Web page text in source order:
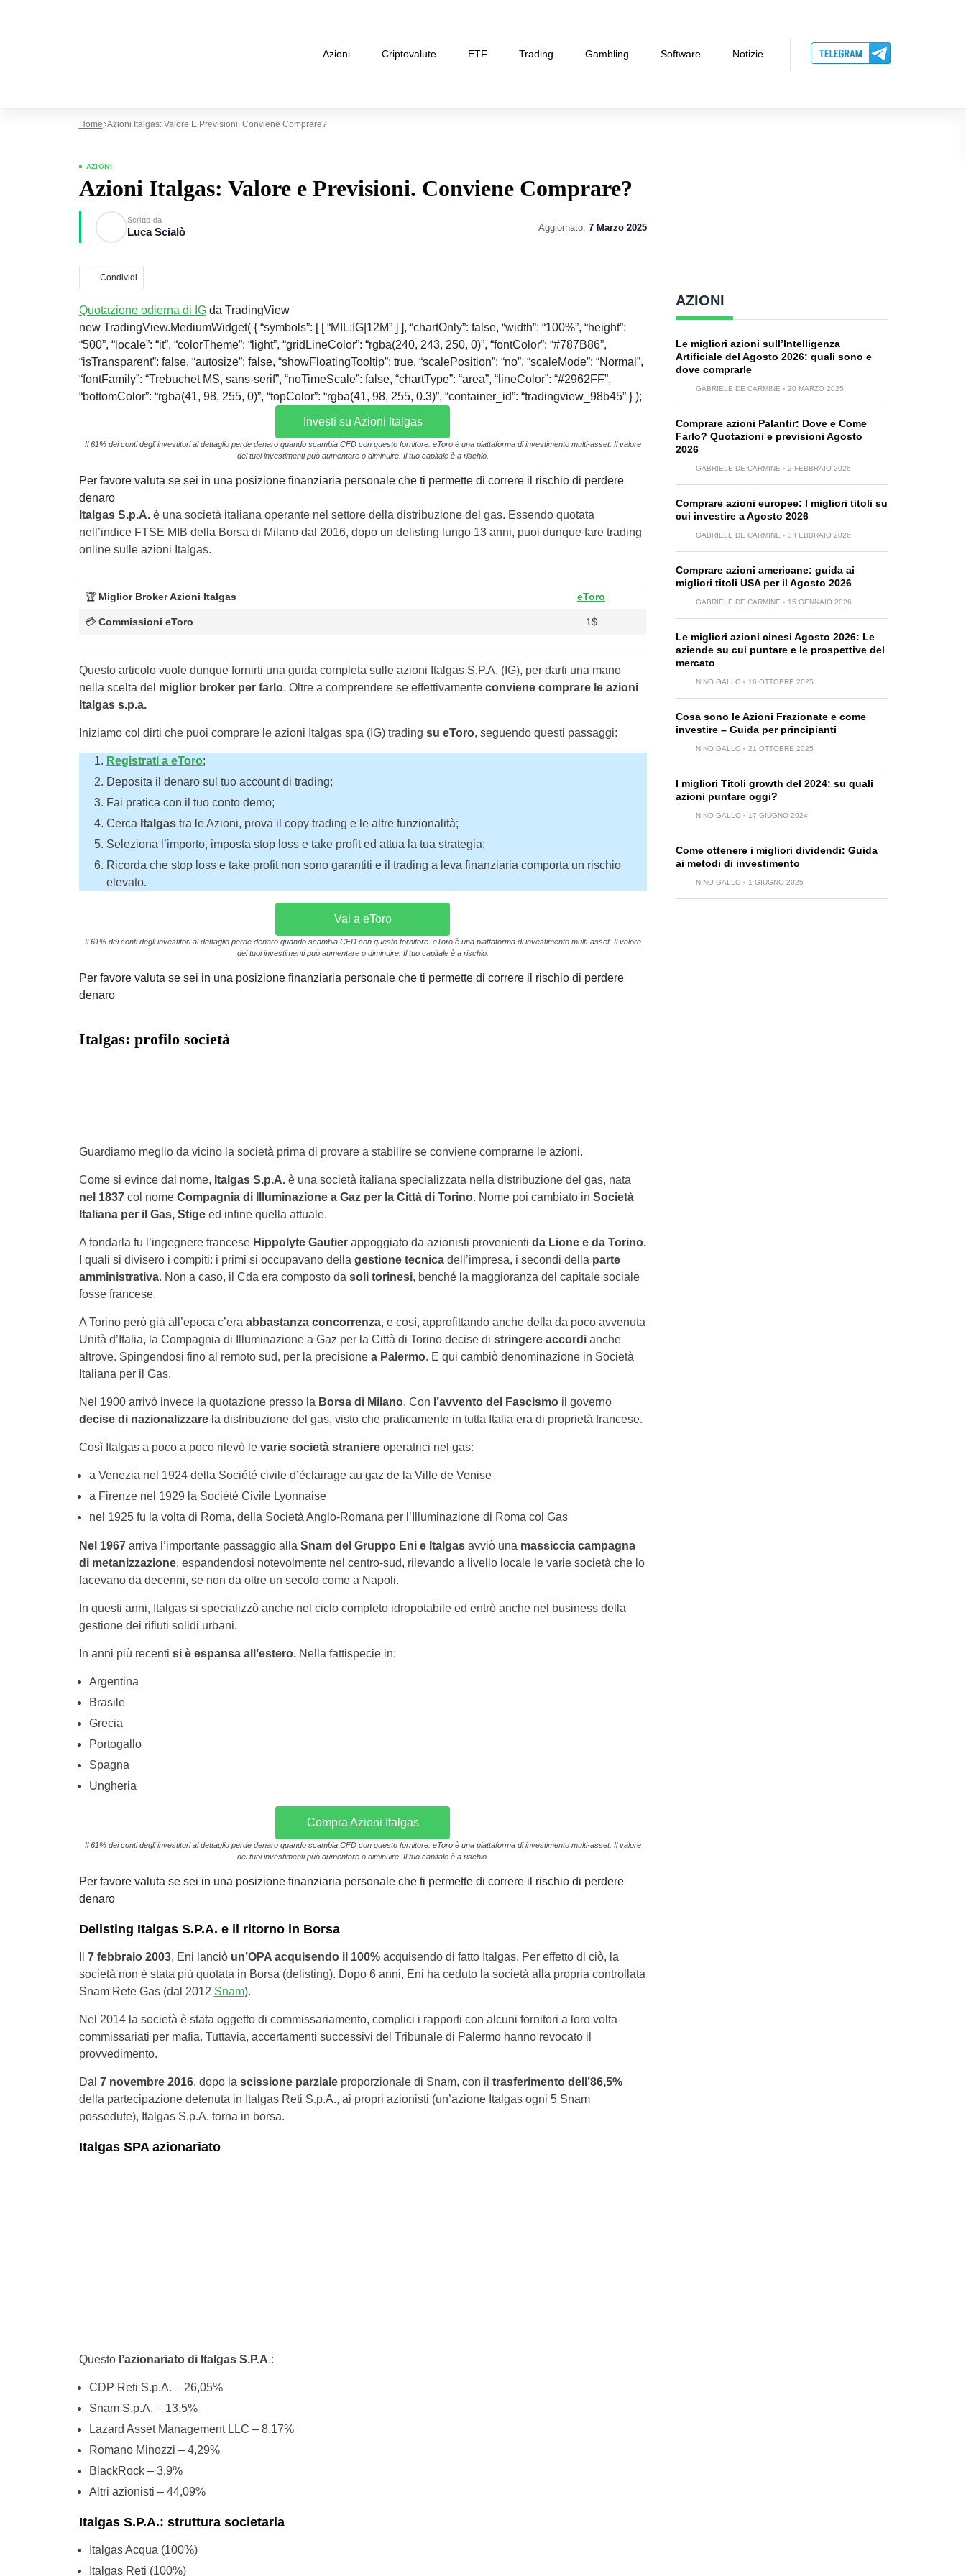
Azioni Criptovalute ETF Trading Gambling Software Notizie
Home Azioni Italgas: Valore E Previsioni. Conviene Comprare?
AZIONI
Azioni Italgas: Valore e Previsioni. Conviene Comprare?
Scritto da
Luca Scialò Aggiornato: 7 Marzo 2025
Condividi
Quotazione odierna di IGda TradingView
new TradingView.MediumWidget( { “symbols”: [ [ “MIL:IG|12M” ] ], “chartOnly”: false, “width”: “100%”, “height”:
“500”, “locale”: “it”, “colorTheme”: “light”, “gridLineColor”: “rgba(240, 243, 250, 0)”, “fontColor”: “#787B86”,
“isTransparent”: false, “autosize”: false, “showFloatingTooltip”: true, “scalePosition”: “no”, “scaleMode”: “Normal”,
“fontFamily”: “Trebuchet MS, sans-serif”, “noTimeScale”: false, “chartType”: “area”, “lineColor”: “#2962FF”,
“bottomColor”: “rgba(41, 98, 255, 0)”, “topColor”: “rgba(41, 98, 255, 0.3)”, “container_id”: “tradingview_98b45” } );
Investi su Azioni Italgas
Il 61% dei conti degli investitori al dettaglio perde denaro quando scambia CFD con questo fornitore. eToro è una piattaforma di investimento multi-asset. Il valore
dei tuoi investimenti può aumentare o diminuire. Il tuo capitale è a rischio.
Per favore valuta se sei in una posizione finanziaria personale che ti permette di correre il rischio di perdere
denaro
Italgas S.p.A.è una società italiana operante nel settore della distribuzione del gas. Essendo quotata
nell’indice FTSE MIB della Borsa di Milano dal 2016, dopo un delisting lungo 13 anni, puoi dunque fare trading
online sulle azioni Italgas.
🏆 Miglior Broker Azioni Italgas eToro
💳 Commissioni eToro 1$
Questo articolo vuole dunque fornirti una guida completa sulle azioni Italgas S.P.A. (IG), per darti una mano
nella scelta del miglior broker per farlo. Oltre a comprendere se effettivamenteconviene comprare le azioni
Italgas s.p.a.
Iniziamo col dirti che puoi comprare le azioni Italgas spa (IG) trading su eToro, seguendo questi passaggi:
Registrati a eToro;
Deposita il denaro sul tuo account di trading;
Fai pratica con il tuo conto demo;
Cerca Italgastra le Azioni, prova il copy trading e le altre funzionalità;
Seleziona l’importo, imposta stop loss e take profit ed attua la tua strategia;
Ricorda che stop loss e take profit non sono garantiti e il trading a leva finanziaria comporta un rischio
elevato.
Vai a eToro
Il 61% dei conti degli investitori al dettaglio perde denaro quando scambia CFD con questo fornitore. eToro è una piattaforma di investimento multi-asset. Il valore
dei tuoi investimenti può aumentare o diminuire. Il tuo capitale è a rischio.
Per favore valuta se sei in una posizione finanziaria personale che ti permette di correre il rischio di perdere
denaro
Italgas: profilo società
Guardiamo meglio da vicino la società prima di provare a stabilire se conviene comprarne le azioni.
Come si evince dal nome, Italgas S.p.A.è una società italiana specializzata nella distribuzione del gas, nata
nel 1837col nome Compagnia di Illuminazione a Gaz per la Città di Torino. Nome poi cambiato in Società
Italiana per il Gas, Stige ed infine quella attuale.
A fondarla fu l’ingegnere franceseHippolyte Gautier appoggiato da azionisti provenienti da Lione e da Torino.
I quali si divisero i compiti: i primi si occupavano della gestione tecnicadell’impresa, i secondi della parte
amministrativa. Non a caso, il Cda era composto da soli torinesi, benché la maggioranza del capitale sociale
fosse francese.
A Torino però già all’epoca c’era abbastanza concorrenza, e così, approfittando anche della da poco avvenuta
Unità d’Italia, la Compagnia di Illuminazione a Gaz per la Città di Torino decise di stringere accordi anche
altrove. Spingendosi fino al remoto sud, per la precisione a Palermo. E qui cambiò denominazione in Società
Italiana per il Gas.
Nel 1900 arrivò invece la quotazione presso la Borsa di Milano. Con l’avvento del Fascismoil governo
decise di nazionalizzarela distribuzione del gas, visto che praticamente in tutta Italia era di proprietà francese.
Così Italgas a poco a poco rilevò le varie società straniereoperatrici nel gas:
a Venezia nel 1924 della Société civile d’éclairage au gaz de la Ville de Venise
a Firenze nel 1929 la Société Civile Lyonnaise
nel 1925 fu la volta di Roma, della Società Anglo-Romana per l’Illuminazione di Roma col Gas
Nel 1967 arriva l’importante passaggio alla Snam del Gruppo Eni e Italgas avviò una massiccia campagna
di metanizzazione, espandendosi notevolmente nel centro-sud, rilevando a livello locale le varie società che lo
facevano da decenni, se non da oltre un secolo come a Napoli.
In questi anni, Italgas si specializzò anche nel ciclo completo idropotabile ed entrò anche nel business della
gestione dei rifiuti solidi urbani.
In anni più recenti si è espansa all’estero.Nella fattispecie in:
Argentina
Brasile
Grecia
Portogallo
Spagna
Ungheria
Compra Azioni Italgas
Il 61% dei conti degli investitori al dettaglio perde denaro quando scambia CFD con questo fornitore. eToro è una piattaforma di investimento multi-asset. Il valore
dei tuoi investimenti può aumentare o diminuire. Il tuo capitale è a rischio.
Per favore valuta se sei in una posizione finanziaria personale che ti permette di correre il rischio di perdere
denaro
Delisting Italgas S.P.A. e il ritorno in Borsa
7 febbraio 2003, Eni lanciò un’OPA acquisendo il 100% acquisendo di fatto Italgas. Per effetto di ciò, la
società non è stata più quotata in Borsa (delisting). Dopo 6 anni, Eni ha ceduto la società alla propria controllata
Snam Rete Gas (dal 2012 Snam).
Nel 2014 la società è stata oggetto di commissariamento, complici i rapporti con alcuni fornitori a loro volta
commissariati per mafia. Tuttavia, accertamenti successivi del Tribunale di Palermo hanno revocato il
provvedimento.
Dal 7 novembre 2016, dopo la scissione parzialeproporzionale di Snam, con il trasferimento dell’86,5%
della partecipazione detenuta in Italgas Reti S.p.A., ai propri azionisti (un’azione Italgas ogni 5 Snam
possedute), Italgas S.p.A. torna in borsa.
Italgas SPA azionariato
Questol’azionariato di Italgas S.P.A.:
CDP Reti S.p.A. – 26,05%
Snam S.p.A. – 13,5%
Lazard Asset Management LLC – 8,17%
Romano Minozzi – 4,29%
BlackRock – 3,9%
Altri azionisti – 44,09%
Italgas S.P.A.: struttura societaria
Italgas Acqua (100%)
Italgas Reti (100%)
AZIONI
Le migliori azioni sull’Intelligenza
Artificiale del Agosto 2026: quali sono e
dove comprarle
GABRIELE DE CARMINE 20 MARZO 2025
Comprare azioni Palantir: Dove e Come
Farlo? Quotazioni e previsioni Agosto
2026
GABRIELE DE CARMINE 2 FEBBRAIO 2026
Comprare azioni europee: I migliori titoli su
cui investire a Agosto 2026
GABRIELE DE CARMINE 3 FEBBRAIO 2026
Comprare azioni americane: guida ai
migliori titoli USA per il Agosto 2026
GABRIELE DE CARMINE 15 GENNAIO 2026
Le migliori azioni cinesi Agosto 2026: Le
aziende su cui puntare e le prospettive del
mercato
NINO GALLO 16 OTTOBRE 2025
Cosa sono le Azioni Frazionate e come
investire – Guida per principianti
NINO GALLO 21 OTTOBRE 2025
I migliori Titoli growth del 2024: su quali
azioni puntare oggi?
NINO GALLO 17 GIUGNO 2024
Come ottenere i migliori dividendi: Guida
ai metodi di investimento
NINO GALLO 1 GIUGNO 2025